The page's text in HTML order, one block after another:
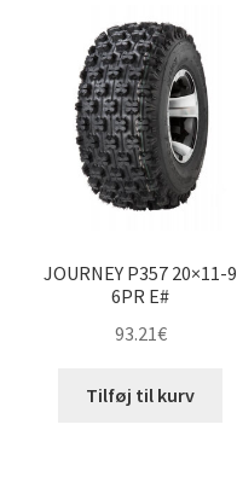
JOURNEY P357 20×11-9
6PR E#
93.21€
Tilføj til kurv